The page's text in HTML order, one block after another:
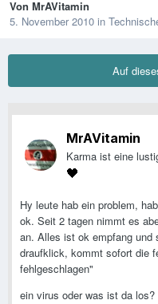
Von MrAVitamin
5. November 2010 in
Auf
MrAVitamin
Karma ist eine
Hy leute hab ein problem,
ok. Seit 2 tagen nimmt es
an. Alles ist ok empfang und
draufklick, kommt sofort die
fehlgeschlagen"
ein virus oder was ist da